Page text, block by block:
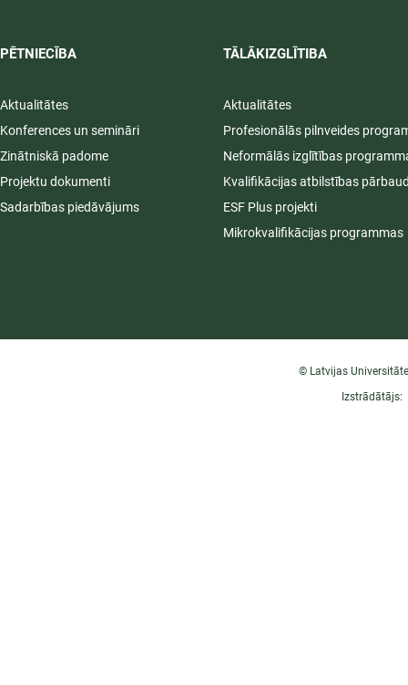
PĒTNIECĪBA
Aktualitātes
Konferences un semināri
Zinātniskā padome
Projektu dokumenti
Sadarbības piedāvājums
TĀLĀKIZGLĪTIBA
Aktualitātes
Profesionālās pilnveides
Neformālās izglītības
Kvalifikācijas atbilstības
ESF Plus projekti
Mikrokvalifikācijas programmas
© Latvijas
Izstrādātājs: